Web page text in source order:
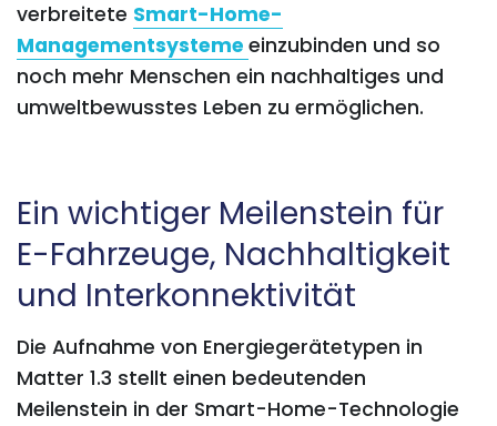
verbreitete Smart-Home-
Managementsysteme einzubinden und so
noch mehr Menschen ein nachhaltiges und
umweltbewusstes Leben zu ermöglichen.
Ein wichtiger Meilenstein für
E-Fahrzeuge, Nachhaltigkeit
und Interkonnektivität
Die Aufnahme von Energiegerätetypen in
Matter 1.3 stellt einen bedeutenden
Meilenstein in der Smart-Home-Technologie